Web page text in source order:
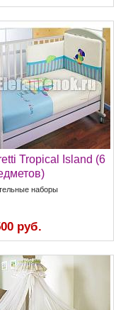
Tropical Island (6
наборы
руб.